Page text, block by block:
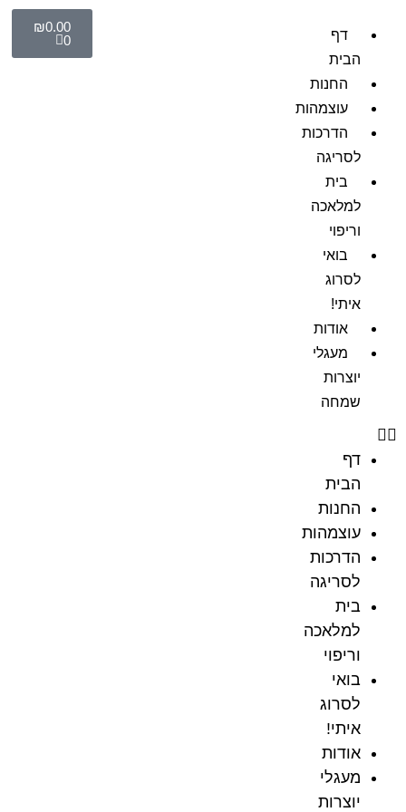
דף
הבית
החנות
עוצמהות
הדרכות
לסריגה
בית
למלאכה
וריפוי
בואי
לסרוג
איתי!
אודות
מעגלי
יוצרות
שמחה
דף
הבית
החנות
עוצמהות
הדרכות
לסריגה
בית
למלאכה
וריפוי
בואי
לסרוג
איתי!
אודות
מעגלי
יוצרות
₪0.00
0